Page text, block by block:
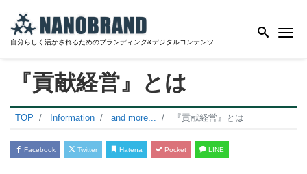
自分らしく活かされるためのブランディング&デジタルコンテンツ
『貢献経営』とは
TOP Information and more... 『貢献経営』とは
Facebook Twitter Hatena Pocket LINE